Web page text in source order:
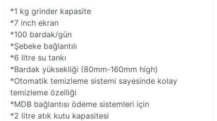
*1 kg grinder kapasite
*7 inch ekran
*100 bardak/gün
*Şebeke bağlantılı
*6 litre su tankı
*Bardak yüksekliği (80mm-160mm high)
*Otomatik temizleme sistemi sayesinde kolay
temizleme özelliği
*MDB bağlantısı ödeme sistemleri için
*2 litre atık kutu kapasitesi